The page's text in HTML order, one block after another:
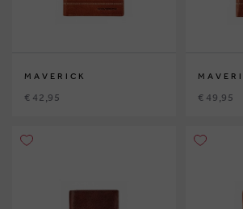
MAVERICK
€ 42,95 € 49,95